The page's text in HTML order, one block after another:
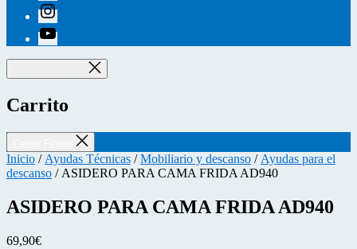
instagram
youtube
Carrito
Inicio / Ayudas Técnicas /Mobiliario y descanso / Ayudas para el
descanso / ASIDERO PARA CAMA FRIDA AD940
ASIDERO PARA CAMA FRIDA AD940
69,90€